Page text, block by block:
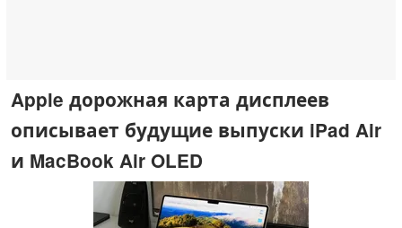
Apple дорожная карта дисплеев
описывает будущие выпуски iPad Air
и MacBook Air OLED